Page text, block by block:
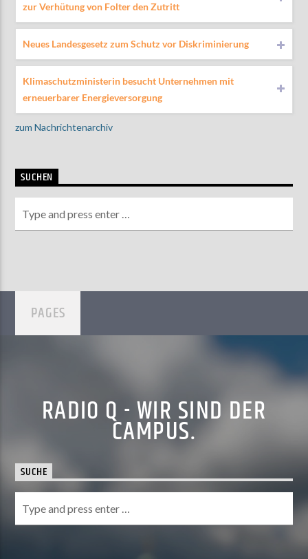
zur Verhütung von Folter den Zutritt
Neues Landesgesetz zum Schutz vor Diskriminierung
Klimaschutzministerin besucht Unternehmen mit
erneuerbarer Energieversorgung
zum Nachrichtenarchiv
SUCHEN
PAGES
RADIO Q - WIR SIND DER
CAMPUS.
SUCHE